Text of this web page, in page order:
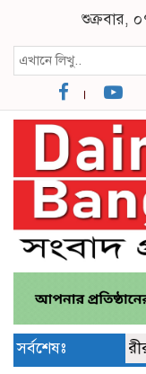
শুক্রবার,
সর্বশেষঃ
কুমিল্লা নগরীর